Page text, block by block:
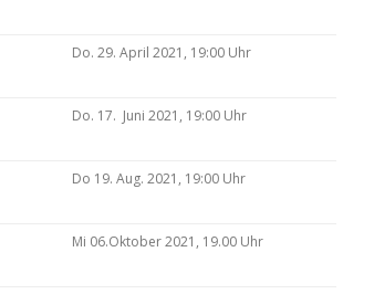
Do. 29. April 2021, 19:00 Uhr
Do. 17. Juni 2021, 19:00 Uhr
Do 19. Aug. 2021, 19:00 Uhr
Mi 06.Oktober 2021, 19.00 Uhr